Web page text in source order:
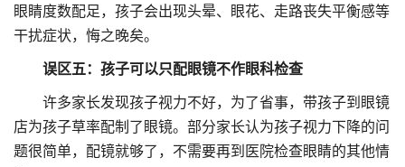
眼睛度数配足，孩子会出现头晕、眼花、走路丧失平衡感等
干扰症状，悔之晚矣。
误区五：孩子可以只配眼镜不作眼科检查
许多家长发现孩子视力不好，为了省事，带孩子到眼镜
店为孩子草率配制了眼镜。部分家长认为孩子视力下降的问
题很简单，配镜就够了，不需要再到医院检查眼睛的其他情